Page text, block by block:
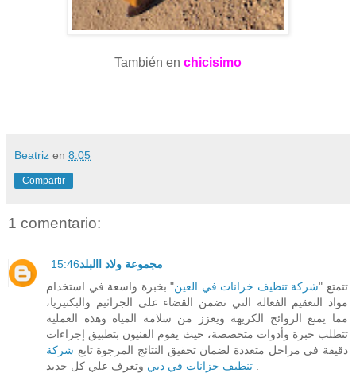
También en chicisimo
Beatriz en 8:05
Compartir
1 comentario:
مجموعة ولاد االبلد15:46
تتمتع "شركة تنظيف خزانات في العين" بخبرة واسعة في استخدام
مواد التعقيم الفعالة التي تضمن القضاء على الجراثيم والبكتيريا،
مما يمنع الروائح الكريهة ويعزز من سلامة المياه وهذه العملية
تتطلب خبرة وأدوات متخصصة، حيث يقوم الفنيون بتطبيق إجراءات
دقيقة في مراحل متعددة لضمان تحقيق النتائج المرجوة تابع شركة
تنظيف خزانات في دبي